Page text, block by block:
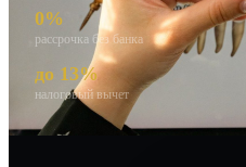
0%
рассрочка без банка
до 13%
налоговый вычет